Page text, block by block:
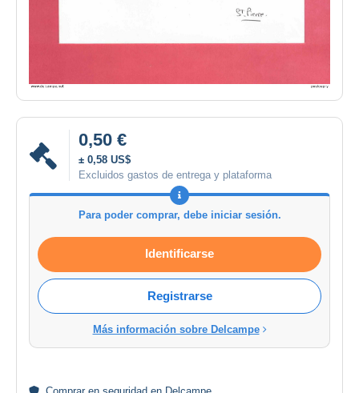
0,50 €
± 0,58 US$
Excluidos gastos de entrega y plataforma
Para poder comprar, debe iniciar sesión.
Identificarse
Registrarse
Más información sobre Delcampe